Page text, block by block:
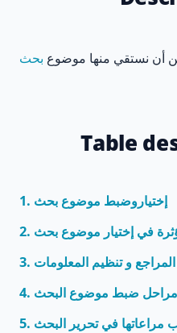
أن نستقي منها موضوع بحث
Table
1. إختياروضبط موضوع بحث
في إختيار موضوع بحث
المراجع و تنظيم المعلومات
4. مراحل ضبط موضوع البحث
مراعاتها في تحرير البحث